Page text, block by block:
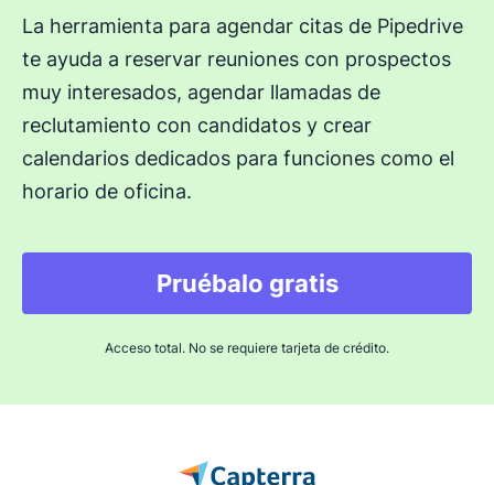
La herramienta para agendar citas de Pipedrive
te ayuda a reservar reuniones con prospectos
muy interesados, agendar llamadas de
reclutamiento con candidatos y crear
calendarios dedicados para funciones como el
horario de oficina.
Pruébalo gratis
Acceso total. No se requiere tarjeta de crédito.